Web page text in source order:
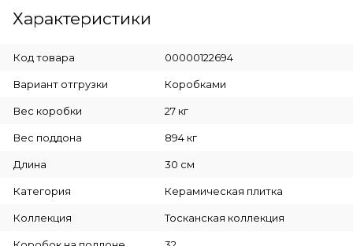
Характеристики
Код товара 00000122694
Вариант отгрузки Коробками
Вес коробки 27 кг
Вес поддона 894 кг
Длина 30 см
Категория Керамическая плитка
Коллекция Тосканская коллекция